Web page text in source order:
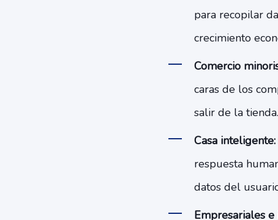
para recopilar
crecimiento
Comercio
caras de los
salir de la tienda.
Casa inteligente:
respuesta
datos del
Empresariales